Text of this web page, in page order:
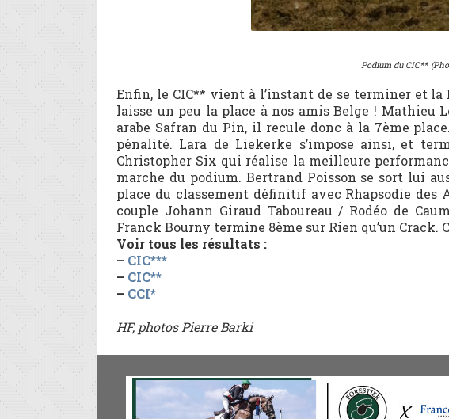
Podium du CIC**
Enfin, le CIC** vient à l’instant de se terminer et
laisse un peu la place à nos amis Belge ! Mathieu
arabe Safran du Pin, il recule donc à la 7ème
pénalité. Lara de Liekerke s’impose ainsi, et
Christopher Six qui réalise la meilleure
marche du podium. Bertrand Poisson se sort lui
place du classement définitif avec Rhapsodie des
couple Johann Giraud Taboureau / Rodéo de
Franck Bourny termine 8ème sur Rien qu’un Crack.
Voir tous les résultats :
– CIC***
– CIC**
– CCI*
HF, photos Pierre Barki